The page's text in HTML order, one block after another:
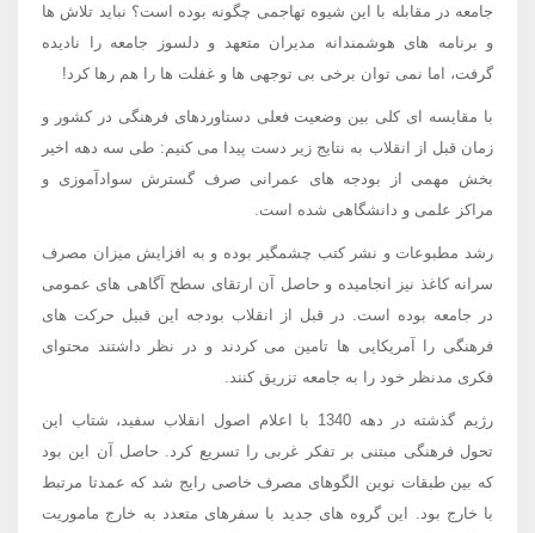
جامعه در مقابله با این شیوه تهاجمی چگونه بوده است؟ نباید تلاش ها
و برنامه های هوشمندانه مدیران متعهد و دلسوز جامعه را نادیده
گرفت، اما نمی توان برخی بی توجهی ها و غفلت ها را هم رها کرد!
با مقایسه ای کلی بین وضعیت فعلی دستاوردهای فرهنگی در کشور و
زمان قبل از انقلاب به نتایج زیر دست پیدا می کنیم: طی سه دهه اخیر
بخش مهمی از بودجه های عمرانی صرف گسترش سوادآموزی و
مراکز علمی و دانشگاهی شده است.
رشد مطبوعات و نشر کتب چشمگیر بوده و به افزایش میزان مصرف
سرانه کاغذ نیز انجامیده و حاصل آن ارتقای سطح آگاهی های عمومی
در جامعه بوده است. در قبل از انقلاب بودجه این قبیل حرکت های
فرهنگی را آمریکایی ها تامین می کردند و در نظر داشتند محتوای
فکری مدنظر خود را به جامعه تزریق کنند.
رژیم گذشته در دهه 1340 با اعلام اصول انقلاب سفید، شتاب این
تحول فرهنگی مبتنی بر تفکر غربی را تسریع کرد. حاصل آن این بود
که بین طبقات نوین الگوهای مصرف خاصی رایج شد که عمدتا مرتبط
با خارج بود. این گروه های جدید با سفرهای متعدد به خارج ماموریت